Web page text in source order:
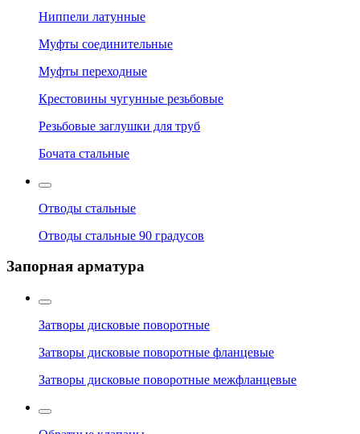
Ниппели латунные
Муфты соединительные
Муфты переходные
Крестовины чугунные резьбовые
Резьбовые заглушки для труб
Бочата стальные
Отводы стальные
Отводы стальные 90 градусов
Запорная арматура
Затворы дисковые поворотные
Затворы дисковые поворотные фланцевые
Затворы дисковые поворотные межфланцевые